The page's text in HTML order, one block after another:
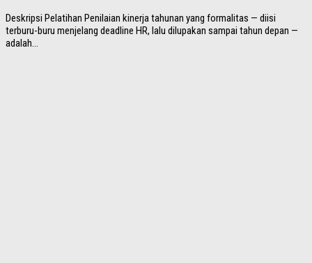
Deskripsi Pelatihan Penilaian kinerja tahunan yang formalitas — diisi
terburu-buru menjelang deadline HR, lalu dilupakan sampai tahun depan —
adalah...